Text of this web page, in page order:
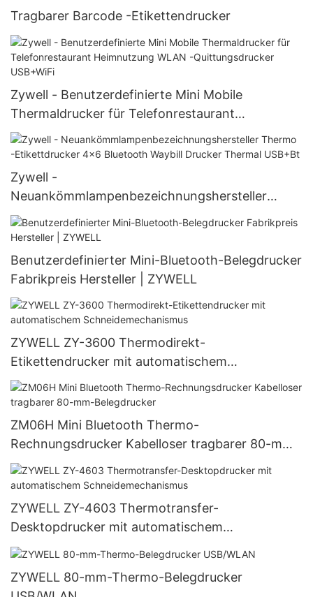
Tragbarer Barcode -Etikettendrucker
Zywell - Benutzerdefinierte Mini Mobile
Thermaldrucker für Telefonrestaurant
Heimnutzung WLAN -Quittungsdrucker
USB+WiFi
Zywell -
Neuankömmlampenbezeichnungshersteller
Thermo -Etikettdrucker 4x6 Bluetooth Waybill
Drucker Thermal USB+Bt
Benutzerdefinierter Mini-Bluetooth-Belegdrucker
Fabrikpreis Hersteller | ZYWELL
ZYWELL ZY-3600 Thermodirekt-
Etikettendrucker mit automatischem
Schneidemechanismus
ZM06H Mini Bluetooth Thermo-
Rechnungsdrucker Kabelloser tragbarer 80-mm-
Belegdrucker
ZYWELL ZY-4603 Thermotransfer-
Desktopdrucker mit automatischem
Schneidemechanismus
ZYWELL 80-mm-Thermo-Belegdrucker